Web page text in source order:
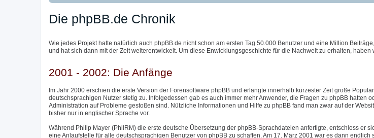
Die phpBB.de Chronik
Wie jedes Projekt hatte natürlich auch phpBB.de nicht schon am ersten Tag 50.000 Benutzer und eine Million
und hat sich dann mit der Zeit weiterentwickelt. Um diese Enwicklungsgeschichte für die Nachwelt zu erhalten,
2001 - 2002: Die Anfänge
Im Jahr 2000 erschien die erste Version der Forensoftware phpBB und erlangte innerhalb kürzester Zeit große
deutschsprachigen Nutzer stetig zu. Infolgedessen gab es auch immer mehr Anwender, die Fragen zu phpBB hatten
Administration auf Probleme gestoßen sind. Nützliche Informationen und Hilfe zu phpBB fand man zwar auf der
bisher nur in englischer Sprache vor.
Während Philip Mayer (PhilRM) die erste deutsche Übersetzung der phpBB-Sprachdateien anfertigte, entschloss er
eine Anlaufstelle für alle deutschsprachigen Benutzer von phpBB zu schaffen. Am 17. März 2001 war es dann endlich